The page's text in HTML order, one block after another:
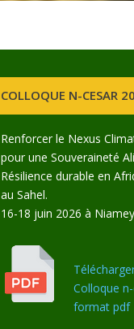
COLLOQUE N-CESAR
Renforcer le Nexus
pour une Souveraineté
Résilience durable en
au Sahel.
16-18 juin 2026 à
Colloque
format pdf